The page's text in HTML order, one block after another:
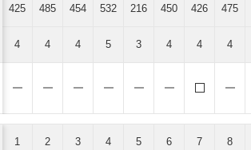
425 485 454 532 216 450 426 475
4 4 4 5 3 4 4 4
1 2 3 4 5 6 7 8